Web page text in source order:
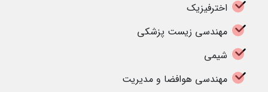
اخترفیزیک
مهندسی زیست پزشکی
شیمی
مهندسی هوافضا و مدیریت